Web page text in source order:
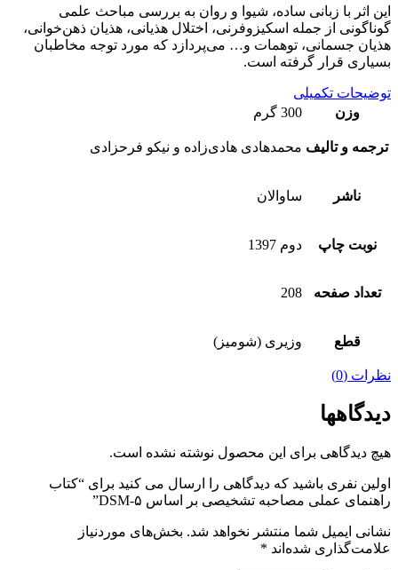
این اثر با زبانی ساده، شیوا و روان به بررسی مباحث علمی
گوناگونی از جمله اسکیزوفرنی، اختلال هذیانی، هذیان ذهن‌خوانی،
هذیان جسمانی، توهمات و… می‌پردازد که مورد توجه مخاطبان
بسیاری قرار گرفته است.
توضیحات تکمیلی
وزن
300 گرم
ترجمه و تالیف محمدهادی هادی‌زاده و نیکو فرحزادی
ناشر ساوالان
نوبت چاپ دوم 1397
تعداد صفحه 208
قطع وزیری (شومیز)
نظرات (0)
دیدگاهها
هیچ دیدگاهی برای این محصول نوشته نشده است.
اولین نفری باشید که دیدگاهی را ارسال می کنید برای “کتاب
راهنمای عملی مصاحبه تشخیصی بر اساس DSM-۵”
نشانی ایمیل شما منتشر نخواهد شد. بخش‌های موردنیاز
علامت‌گذاری شده‌اند *